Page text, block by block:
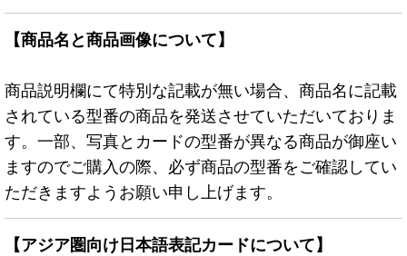
【商品名と商品画像について】
商品説明欄にて特別な記載が無い場合、商品名に記載
されている型番の商品を発送させていただいておりま
す。一部、写真とカードの型番が異なる商品が御座い
ますのでご購入の際、必ず商品の型番をご確認してい
ただきますようお願い申し上げます。
【アジア圏向け日本語表記カードについて】